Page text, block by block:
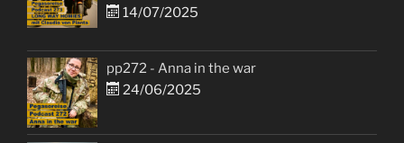
14/07/2025
pp272 - Anna in the war
24/06/2025